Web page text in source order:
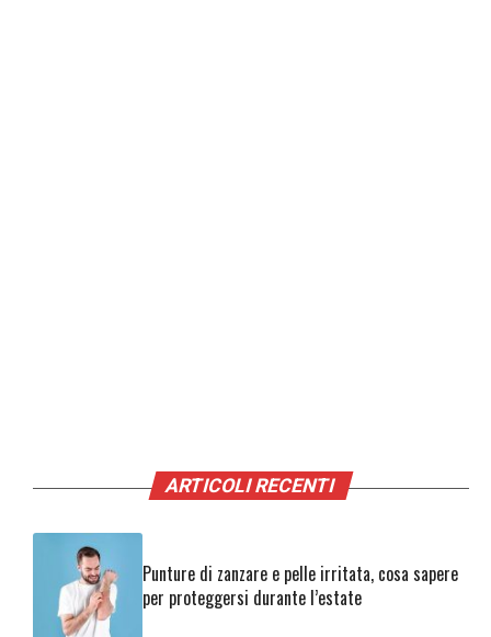
ARTICOLI RECENTI
Punture di zanzare e pelle irritata, cosa sapere
per proteggersi durante l’estate